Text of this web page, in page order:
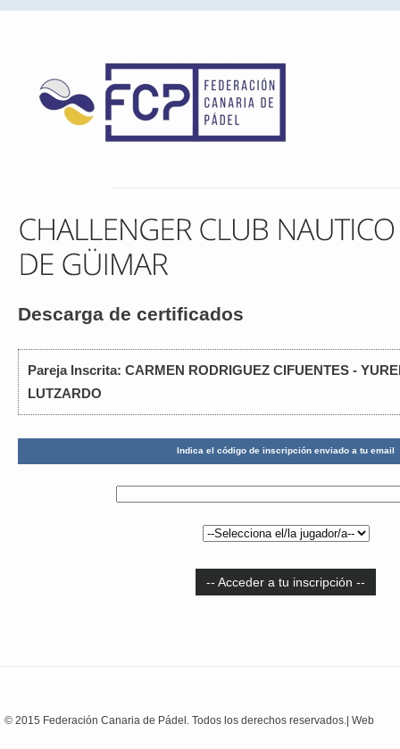
Descarga de certificados
Pareja Inscrita: CARMEN RODRIGUEZ CIFUENTES -
LUTZARDO
Indica el código de inscripción enviado a tu email
-- Acceder a tu inscripción --
© 2015 Federación Canaria de Pádel. Todos los derechos reservados.| Web